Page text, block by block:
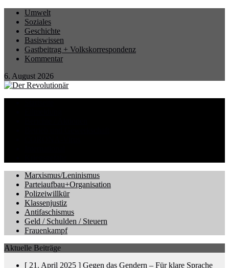
Umwelt
Soziales
Geschichte
Basiswissen
Gastbeitrag + Volkskorrespondenz
Kommentar
6. August 2026
Marxismus/Leninismus
Parteiaufbau+Organisation
Polizeiwillkür
Klassenjustiz
Antifaschismus
Geld / Schulden / Steuern
Frauenkampf
Aktuelle Beiträge
[ 21. April 2025 ] Gegen das Gendern – Für klare Sprache